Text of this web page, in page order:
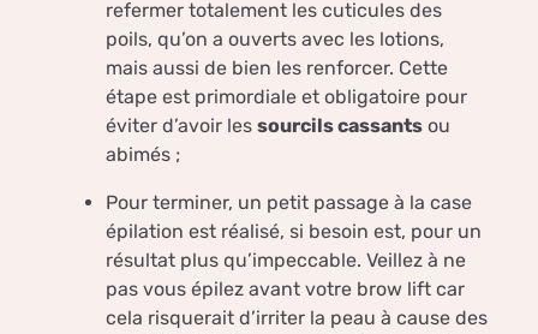
refermer totalement les cuticules des
poils, qu’on a ouverts avec les lotions,
mais aussi de bien les renforcer. Cette
étape est primordiale et obligatoire pour
éviter d’avoir les sourcils cassants ou
abimés ;
Pour terminer, un petit passage à la case
épilation est réalisé, si besoin est, pour un
résultat plus qu’impeccable. Veillez à ne
pas vous épilez avant votre brow lift car
cela risquerait d’irriter la peau à cause des